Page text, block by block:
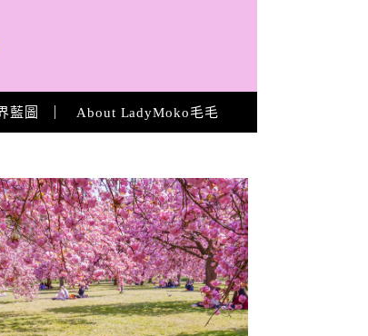
藍圖 About LadyMoko毛毛